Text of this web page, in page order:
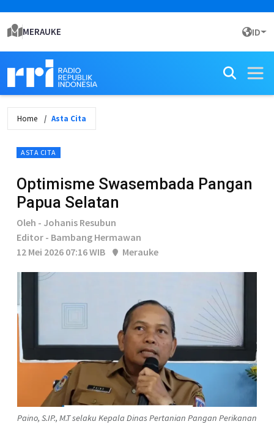
MERAUKE ID
Home Asta Cita
ASTA CITA
Optimisme Swasembada Pangan
Papua Selatan
Oleh - Johanis Resubun
Editor - Bambang Hermawan
12 Mei 2026 07:16 WIB
Merauke
Paino, S.IP., M.T selaku Kepala Dinas Pertanian Pangan Perikanan